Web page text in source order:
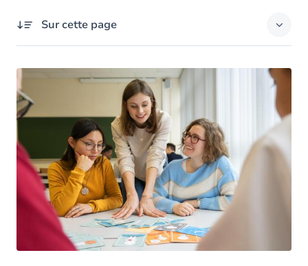
Sur cette page
Séance d'information
Le programme
Horaire des cours
Contacts